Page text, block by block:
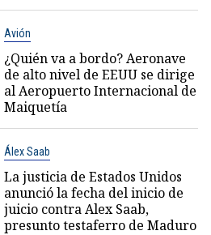
Avión
¿Quién va a bordo? Aeronave
de alto nivel de EEUU se dirige
al Aeropuerto Internacional de
Maiquetía
Álex Saab
La justicia de Estados Unidos
anunció la fecha del inicio de
juicio contra Alex Saab,
presunto testaferro de Maduro